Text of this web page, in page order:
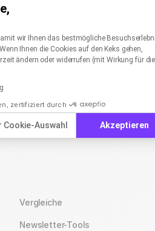
Passen
wir Ihnen das bestmögliche
Ihnen die Cookies auf den Keks gehen,
ändern oder widerrufen (mit Wirkung für die
zertifiziert durch
Cookie-Auswahl Akzeptieren
consent
Vergleiche
Newsletter-Tools